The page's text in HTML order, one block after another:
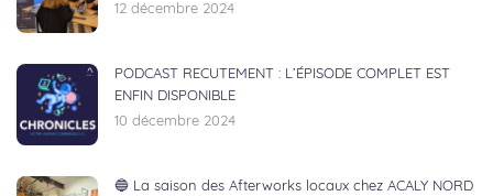
12 décembre 2024
PODCAST RECUTEMENT : L’ÉPISODE COMPLET EST
ENFIN DISPONIBLE
10 décembre 2024
🔵 La saison des Afterworks locaux chez ACALY NORD